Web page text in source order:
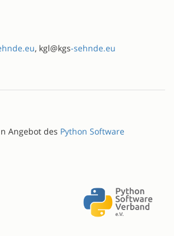
, kgl@kgs-sehnde.eu
Angebot des Python Software